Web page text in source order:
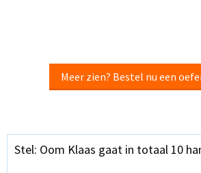
Meer zien? Bestel nu een
Stel: Oom Klaas gaat in totaal 10